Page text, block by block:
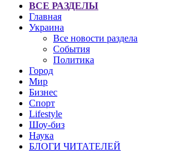
ВСЕ РАЗДЕЛЫ
Главная
Украина
Все новости раздела
События
Политика
Город
Мир
Бизнес
Спорт
Lifestyle
Шоу-биз
Наука
БЛОГИ ЧИТАТЕЛЕЙ